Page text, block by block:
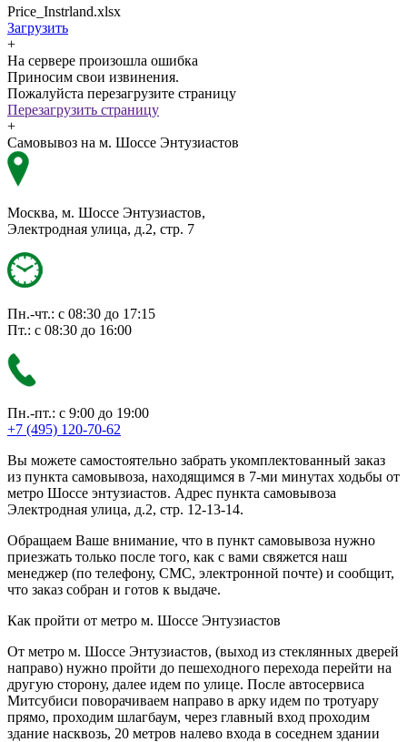
Price_Instrland.xlsx
Загрузить
+
На сервере произошла ошибка
Приносим свои извинения.
Пожалуйста перезагрузите страницу
Перезагрузить страницу
+
Самовывоз на м. Шоссе Энтузиастов
Москва, м. Шоссе Энтузиастов,
Электродная улица, д.2, стр. 7
Пн.-чт.: с 08:30 до 17:15
Пт.: с 08:30 до 16:00
Пн.-пт.: с 9:00 до 19:00
+7 (495) 120-70-62
Вы можете самостоятельно забрать укомплектованный заказ
из пункта самовывоза, находящимся в 7-ми минутах ходьбы от
метро Шоссе энтузиастов. Адрес пункта самовывоза
Электродная улица, д.2, стр. 12-13-14.
Обращаем Ваше внимание, что в пункт самовывоза нужно
приезжать только после того, как с вами свяжется наш
менеджер (по телефону, СМС, электронной почте) и сообщит,
что заказ собран и готов к выдаче.
Как пройти от метро м. Шоссе Энтузиастов
От метро м. Шоссе Энтузиастов, (выход из стеклянных дверей
направо) нужно пройти до пешеходного перехода перейти на
другую сторону, далее идем по улице. После автосервиса
Митсубиси поворачиваем направо в арку идем по тротуару
прямо, проходим шлагбаум, через главный вход проходим
здание насквозь, 20 метров налево входа в соседнем здании